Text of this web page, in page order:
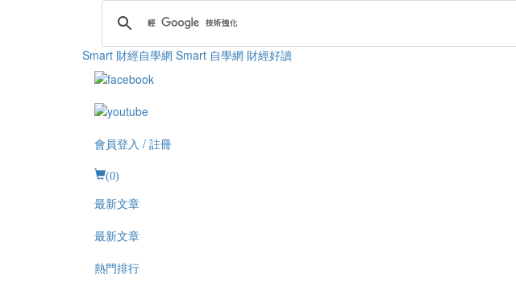
Smart 財經自學網 Smart 自學網 財經好讀
會員登入 / 註冊
(0)
最新文章
最新文章
熱門排行